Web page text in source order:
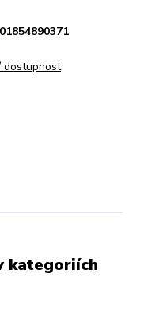
dostupnost
kategoriích